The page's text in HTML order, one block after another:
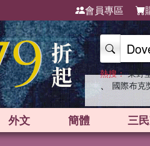
會員專區
熱搜： 東野
、 國際布克
外文 簡體 三